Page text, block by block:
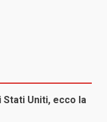
Uniti, ecco la